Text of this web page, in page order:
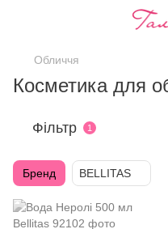
Обличчя
Косметика для
Фільтр 1
Бренд BELLITAS